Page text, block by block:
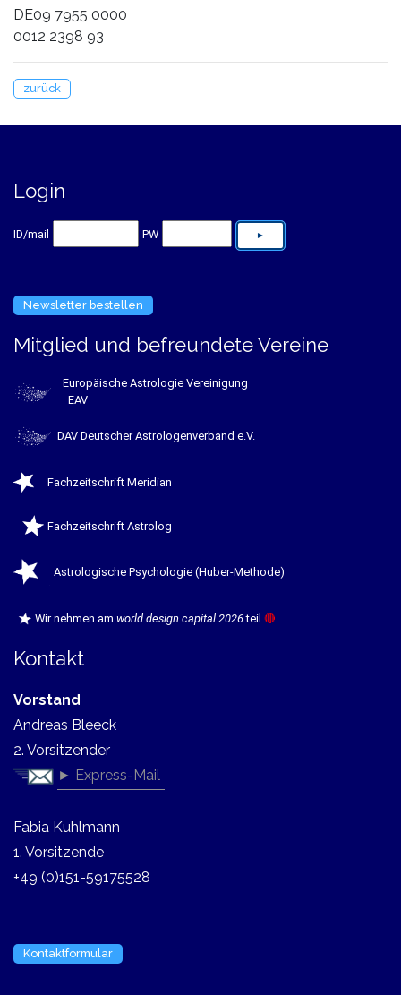
DE09 7955 0000
0012 2398 93
zurück
Login
ID/mail PW
Newsletter bestellen
Mitglied und befreundete Vereine
Europäische Astrologie Vereinigung
EAV
DAV Deutscher Astrologenverband e.V.
Fachzeitschrift Meridian
Fachzeitschrift Astrolog
Astrologische Psychologie (Huber-Methode)
Wir nehmen am world design capital 2026teil 🔴
Kontakt
Vorstand
Andreas Bleeck
2. Vorsitzender
► Express-Mail
Fabia Kuhlmann
1. Vorsitzende
+49 (0)151-59175528
Kontaktformular